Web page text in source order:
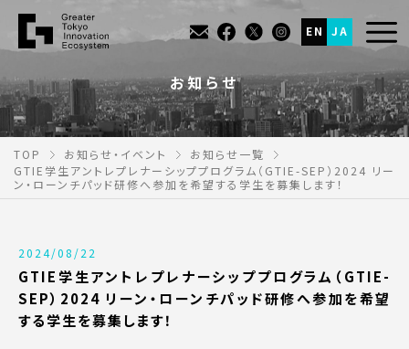
EN JA
お知らせ
TOP お知らせ・イベント
お知らせ一覧
GTIE学生アントレプレナーシッププログラム（GTIE-SEP）2024 リー
ン・ローンチパッド研修へ参加を希望する学生を募集します！
2024/08/22
GTIE学生アントレプレナーシッププログラム（GTIE-
SEP）2024 リーン・ローンチパッド研修へ参加を希望
する学生を募集します！